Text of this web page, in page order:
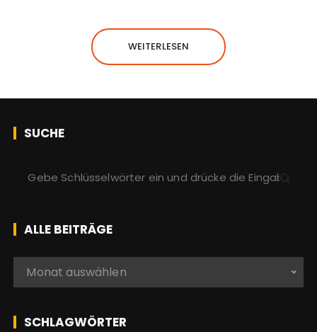
WEITERLESEN
SUCHE
h
e
n
c
:
ALLE BEITRÄGE
e
Monat auswählen
SCHLAGWÖRTER